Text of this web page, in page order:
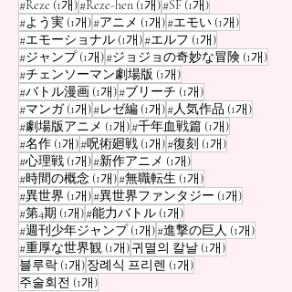
#Reze (1개)게시물 1개
#Reze-hen (1개)게시물 1개
#SF (1개)게시물 1개
#よう実 (1개)게시물 1개
#アニメ (1개)게시물 1개
#エモい (1개)게시물 1개
#エモーショナル (1개)게시물 1개
#エルフ (1개)게시물 1개
#ジャンプ (1개)게시물 1개
#ジョジョの奇妙な冒険 (1개)게시
#チェンソーマン劇場版 (1개)게시물 1개
#バトル漫画 (1개)게시물 1개
#ブリーチ (1개)게시물 1개
#マンガ (1개)게시물 1개
#レゼ編 (1개)게시물 1개
#人気作品 (1개)게시물
#劇場版アニメ (1개)게시물 1개
#千年血戦篇 (1개)게시물 1개
#名作 (1개)게시물 1개
#呪術廻戦 (1개)게시물 1개
#復刻 (1개)게시물 1개
#心理戦 (1개)게시물 1개
#新作アニメ (1개)게시물 1개
#時間の概念 (1개)게시물 1개
#無職転生 (1개)게시물 1개
#異世界 (1개)게시물 1개
#異世界ファンタジー (1개)게시물 1개
#第4期 (1개)게시물 1개
#能力バトル (1개)게시물 1개
#週刊少年ジャンプ (1개)게시물 1개
#進撃の巨人 (1개)게시물
#重厚な世界観 (1개)게시물 1개
귀멸의 칼날 (1개)게시물 1개
블루락 (1개)게시물 1개
장례식 프리렌 (1개)게시물 1개
주술회전 (1개)게시물 1개